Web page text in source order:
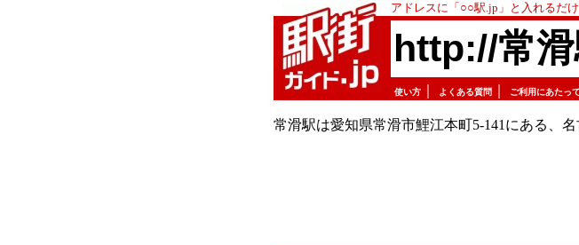
アドレスに「○○駅.jp」と入れるだ
http://常
使い方 よくある質問 ご利用にあたっ
常滑駅は愛知県常滑市鯉江本町5-141にある、